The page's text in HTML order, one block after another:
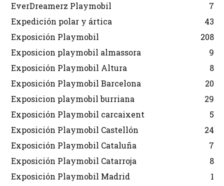
EverDreamerz Playmobil
7
Expedición polar y ártica
43
Exposición Playmobil
208
Exposicion playmobil almassora
9
Exposición Playmobil Altura
8
Exposición Playmobil Barcelona
20
Exposicion playmobil burriana
29
Exposición Playmobil carcaixent
5
Exposición Playmobil Castellón
24
Exposición Playmobil Cataluña
7
Exposición Playmobil Catarroja
8
Exposición Playmobil Madrid
1